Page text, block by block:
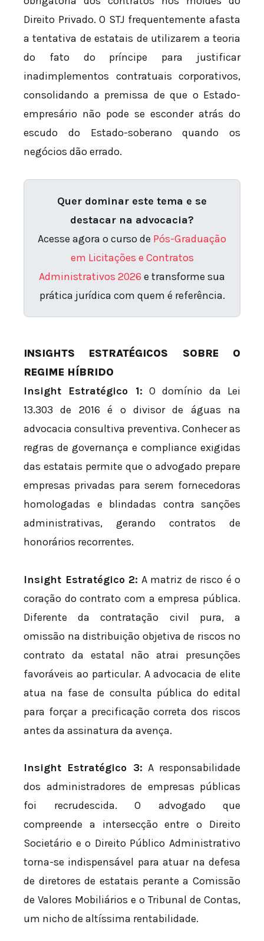
Direito Privado. O STJ frequentemente afasta
a tentativa de estatais de utilizarem a teoria
do fato do príncipe para justificar
inadimplementos contratuais corporativos,
consolidando a premissa de que o Estado-
empresário não pode se esconder atrás do
escudo do Estado-soberano quando os
negócios dão errado.
Quer dominar este tema e se
destacar na advocacia?
Acesse agora o curso de Pós-Graduação
em Licitações e Contratos
Administrativos 2026 e transforme sua
prática jurídica com quem é referência.
INSIGHTS ESTRATÉGICOS SOBRE O
REGIME HÍBRIDO
Insight Estratégico 1: O domínio da Lei
13.303 de 2016 é o divisor de águas na
advocacia consultiva preventiva. Conhecer as
regras de governança e compliance exigidas
das estatais permite que o advogado prepare
empresas privadas para serem fornecedoras
homologadas e blindadas contra sanções
administrativas, gerando contratos de
honorários recorrentes.
Insight Estratégico 2: A matriz de risco é o
coração do contrato com a empresa pública.
Diferente da contratação civil pura, a
omissão na distribuição objetiva de riscos no
contrato da estatal não atrai presunções
favoráveis ao particular. A advocacia de elite
atua na fase de consulta pública do edital
para forçar a precificação correta dos riscos
antes da assinatura da avença.
Insight Estratégico 3: A responsabilidade
dos administradores de empresas públicas
foi recrudescida. O advogado que
compreende a intersecção entre o Direito
Societário e o Direito Público Administrativo
torna-se indispensável para atuar na defesa
de diretores de estatais perante a Comissão
de Valores Mobiliários e o Tribunal de Contas,
um nicho de altíssima rentabilidade.